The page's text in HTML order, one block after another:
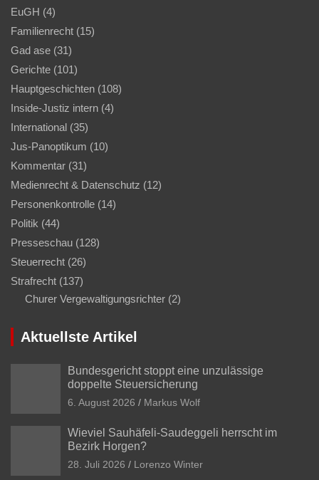
EuGH (4)
Familienrecht (15)
Gad ase (31)
Gerichte (101)
Hauptgeschichten (108)
Inside-Justiz intern (4)
International (35)
Jus-Panoptikum (10)
Kommentar (31)
Medienrecht & Datenschutz (12)
Personenkontrolle (14)
Politik (44)
Presseschau (128)
Steuerrecht (26)
Strafrecht (137)
Churer Vergewaltigungsrichter (2)
Aktuellste Artikel
Bundesgericht stoppt eine unzulässige
doppelte Steuersicherung
6. August 2026 Markus Wolf
Wieviel Sauhäfeli-Saudeggeli herrscht im
Bezirk Horgen?
28. Juli 2026 Lorenzo Winter